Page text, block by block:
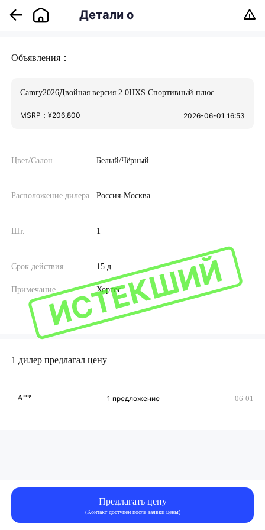
Детали о
ИСТЕКШИЙ
Объявления：
Camry2026Двойная версия 2.0HXS Спортивный плюс
MSRP：¥206,800 2026-06-01 16:53
Цвет/Салон Белый/Чёрный
Расположение дилера Россия-Москва
Шт. 1
Срок действия 15 д.
Примечание Хоргос
1 дилер предлагал цену
А** 1 предложение 06-01
Предлагать цену
(Контакт доступен после заявки цены)